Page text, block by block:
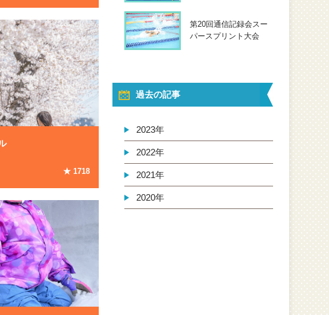
★ 1718
第20回通信記録会スー
パースプリント大会
過去の記事
2023年
2022年
2021年
2020年